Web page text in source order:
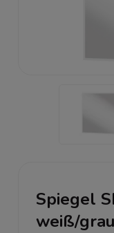
Spiegel
weiß/grau